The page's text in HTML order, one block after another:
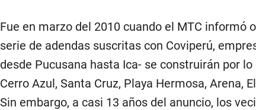
Fue en marzo del 2010 cuando el MTC informó
serie de adendas suscritas con Coviperú,
desde Pucusana hasta Ica- se construirán por
Cerro Azul, Santa Cruz, Playa Hermosa, Arena,
Sin embargo, a casi 13 años del anuncio, los